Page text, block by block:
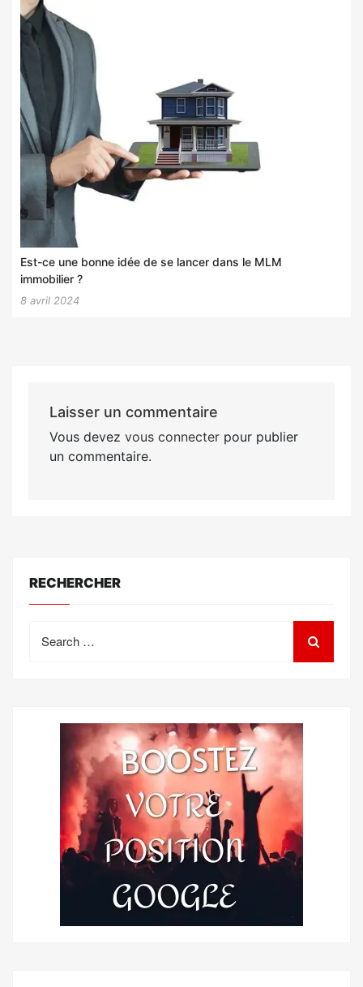
Est-ce une bonne idée de se lancer dans le MLM
immobilier ?
8 avril 2024
Laisser un commentaire
Vous devez vous connecterpour publier
un commentaire.
RECHERCHER
for: